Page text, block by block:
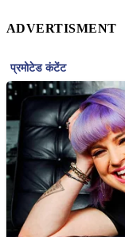
ADVERTISMENT